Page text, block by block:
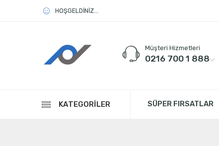
HOŞGELDİNİZ...
Müşteri Hizmetleri
0216 700 1 888
KATEGORİLER SÜPER FIRSATLAR